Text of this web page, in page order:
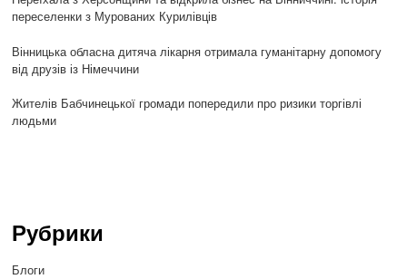
переселенки з Мурованих Курилівців
Вінницька обласна дитяча лікарня отримала гуманітарну допомогу
від друзів із Німеччини
Жителів Бабчинецької громади попередили про ризики торгівлі
людьми
Рубрики
Блоги